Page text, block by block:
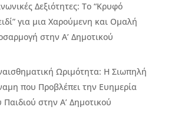
Δεξιότητες: Το “Κρυφό
για μια Χαρούμενη και Ομαλή
στην Α’ Δημοτικού
Ωριμότητα: Η Σιωπηλή
που Προβλέπει την Ευημερία
Παιδιού στην Α’ Δημοτικού